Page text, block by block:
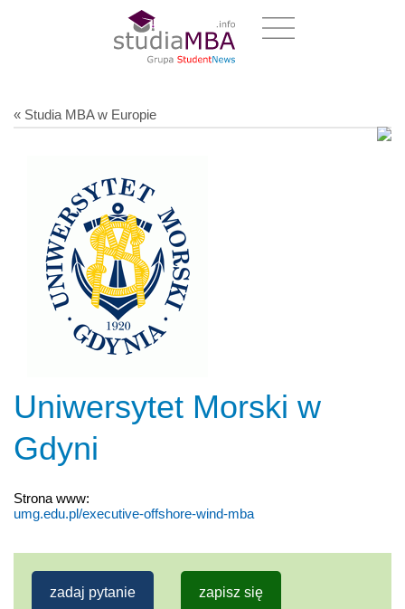
« Studia MBA w Europie
Uniwersytet Morski w
Gdyni
Strona www:
umg.edu.pl/executive-offshore-wind-mba
zadaj pytanie zapisz się